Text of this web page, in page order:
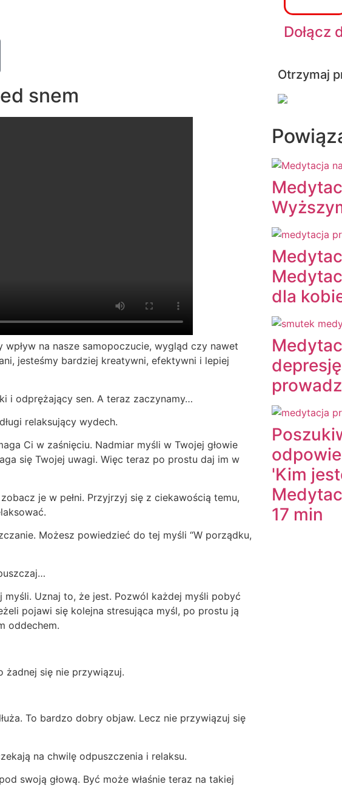
snem
na nasze samopoczucie, wygląd czy nawet
jesteśmy bardziej kreatywni, efektywni i lepiej
i odprężający sen. A teraz zaczynamy…
relaksujący wydech.
Ci w zaśnięciu. Nadmiar myśli w Twojej głowie
się Twojej uwagi. Więc teraz po prostu daj im w
je w pełni. Przyjrzyj się z ciekawością temu,
Możesz powiedzieć do tej myśli “W porządku,
myśli. Uznaj to, że jest. Pozwól każdej myśli pobyć
pojawi się kolejna stresująca myśl, po prostu ją
oddechem.
żadnej się nie przywiązuj.
To bardzo dobry objaw. Lecz nie przywiązuj się
na chwilę odpuszczenia i relaksu.
swoją głową. Być może właśnie teraz na takiej
Dołącz
Otrzymaj
dla
'Kim
17 min